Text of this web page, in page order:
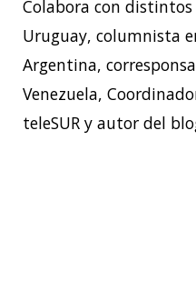
Colabora con
Uruguay, columnista
Argentina,
Venezuela,
teleSUR y autor del